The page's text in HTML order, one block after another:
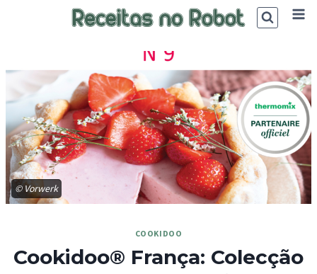
© Vorwerk
COOKIDOO
Cookidoo® França: Colecção